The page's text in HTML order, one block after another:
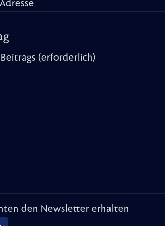
Text Ihres Beitrags (erforderlich)
den Newsletter erhalten